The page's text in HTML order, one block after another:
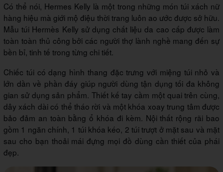
Có thể nói, Hermes Kelly là một trong những món túi xách nữ
hàng hiệu mà giới mộ điệu thời trang luôn ao ước được sở hữu.
Mẫu túi Hermès Kelly sử dụng chất liệu da cao cấp được làm
toàn toàn thủ công bởi các người thợ lành nghề mang đến sự
bền bỉ, tinh tế trong từng chi tiết.
Chiếc túi có dạng hình thang đặc trưng với miệng túi nhỏ và
lớn dần về phần đáy giúp người dùng tận dụng tối đa không
gian sử dụng sản phẩm. Thiết kế tay cầm một quai trên cùng,
dây xách dài có thể tháo rời và một khóa xoay trung tâm được
bảo đảm an toàn bằng ổ khóa đi kèm. Nội thất rộng rãi bao
gồm 1 ngăn chính, 1 túi khóa kéo, 2 túi trượt ở mặt sau và mặt
sau cho bạn thoải mái đựng mọi đồ dùng cần thiết của phái
đẹp.